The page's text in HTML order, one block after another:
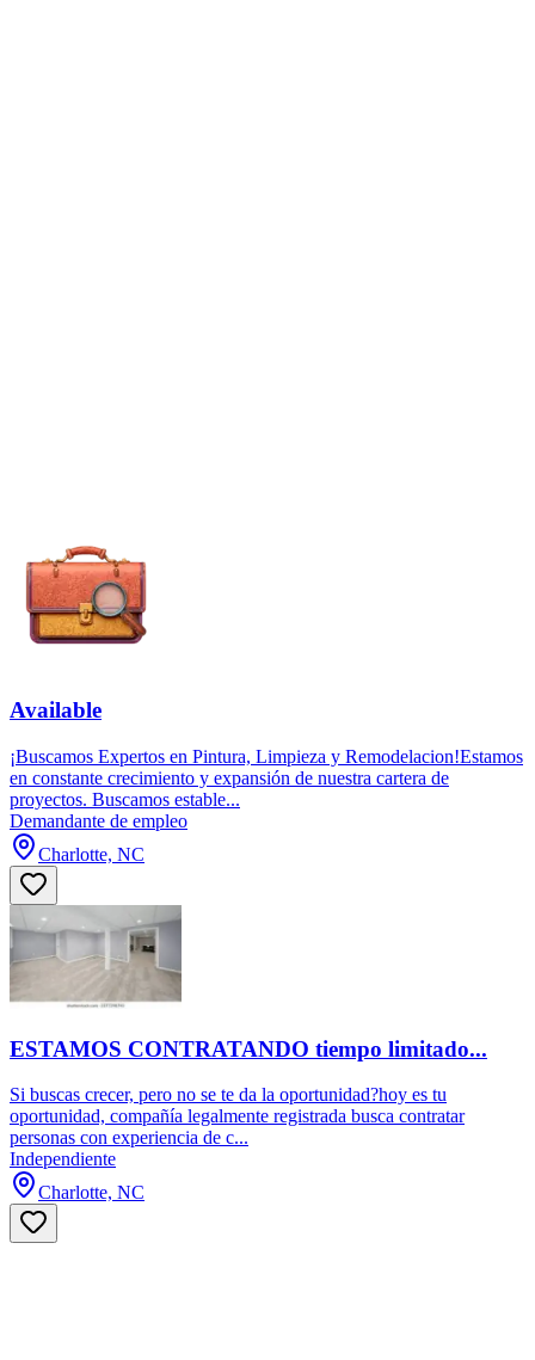
Available
¡Buscamos Expertos en Pintura, Limpieza y Remodelacion!Estamos
en constante crecimiento y expansión de nuestra cartera de
proyectos. Buscamos estable...
Demandante de empleo
Charlotte, NC
ESTAMOS CONTRATANDO tiempo limitado...
Si buscas crecer, pero no se te da la oportunidad?hoy es tu
oportunidad, compañía legalmente registrada busca contratar
personas con experiencia de c...
Independiente
Charlotte, NC